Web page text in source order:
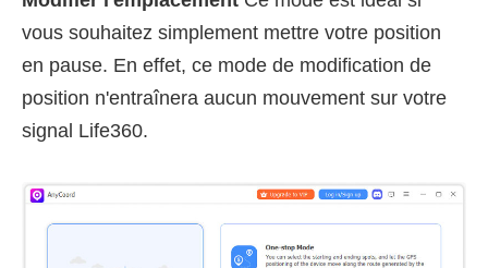
vous souhaitez simplement mettre votre position
en pause. En effet, ce mode de modification de
position n'entraînera aucun mouvement sur votre
signal Life360.